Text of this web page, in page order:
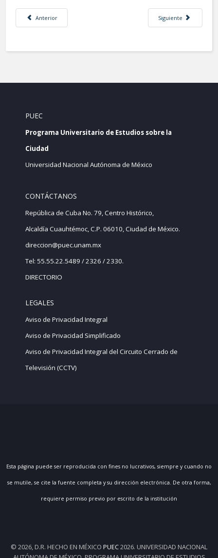
Artículo anterior: Fallece el urbanista René Coulomb Bosc, 1944 - 2021
Anterior Artículo siguiente:
Siguiente
PUEC
Programa Universitario de Estudios sobre la
Ciudad
Universidad Nacional Autónoma de México
CONTÁCTANOS
República de Cuba No. 79, Centro Histórico,
Alcaldía Cuauhtémoc, C.P. 06010, Ciudad de México.
direccion@puec.unam.mx
Tel: 55.55.22.5489 / 2326 / 2330.
DIRECTORIO
LEGALES
Aviso de Privacidad Integral
Aviso de Privacidad Simplificado
Aviso de Privacidad Integral del Circuito Cerrado de
Televisión (CCTV)
Esta página puede ser reproducida con fines no lucrativos, siempre y cuando no
se mutile, se cite la fuente completa y su dirección electrónica. De otra forma,
requiere permiso previo por escrito de la institución
© 2026, D.R. HECHO EN MÉXICO PUEC2026. UNIVERSIDAD NACIONAL